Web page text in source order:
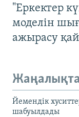
"Еркектер
моделін
ажырасу
Йемендік
шабуылдады